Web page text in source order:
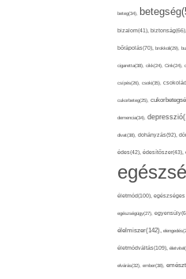
beteg(34),
bizalom(41), biztonság(66),
bőrápolás(70), brokkoli(29),
cigaretta(38), cikk(24), Cink(24),
csípés(26), csoki(35),
cukorbeteg(25),
demencia(34),
divat(38), dohányzás(92),
édes(42), édesítőszer(43),
életmód(100), egészséges
egészségügy(27),
élelmiszer(142),
életmódváltás(109),
elvárás(32), ember(38),